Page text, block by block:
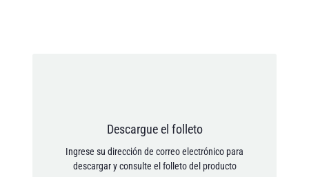
Descargue el folleto
Ingrese su dirección de correo electrónico para
descargar y consulte el folleto del producto
Doy mi consentimiento para que mis datos
privacidad.
[anr_nocaptcha g-recaptcha-response]